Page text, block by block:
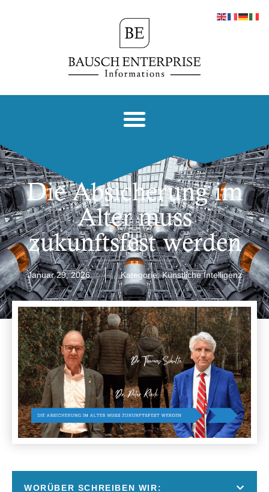
Die Absicherung im
Alter muss
zukunftsfest werden
Januar 29, 2026 Kategorie: Künstliche Intelligenz
WORÜBER SCHREIBEN WIR: